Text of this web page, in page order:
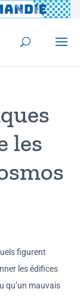
les
figurent
les édifices
qu’un mauvais